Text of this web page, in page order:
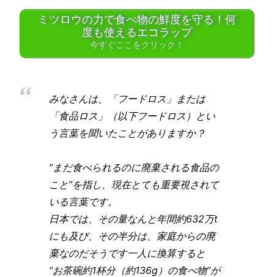
ミツロウの力で食べ物の鮮度を守る！何
度も使えるエコラップ
今すぐここをクリック！
みなさんは、「フードロス」または
「食品ロス」（以下フードロス）とい
う言葉を聞いたことがありますか？
“まだ食べられるのに廃棄される食品の
こと”を指し、現在とても重要視されて
いる言葉です。
日本では、その量なんと年間約632万t
にも及び、その半分は、家庭からの廃
棄なのだそうです一人に換算すると
“お茶碗約1杯分（約136g）の食べ物”が